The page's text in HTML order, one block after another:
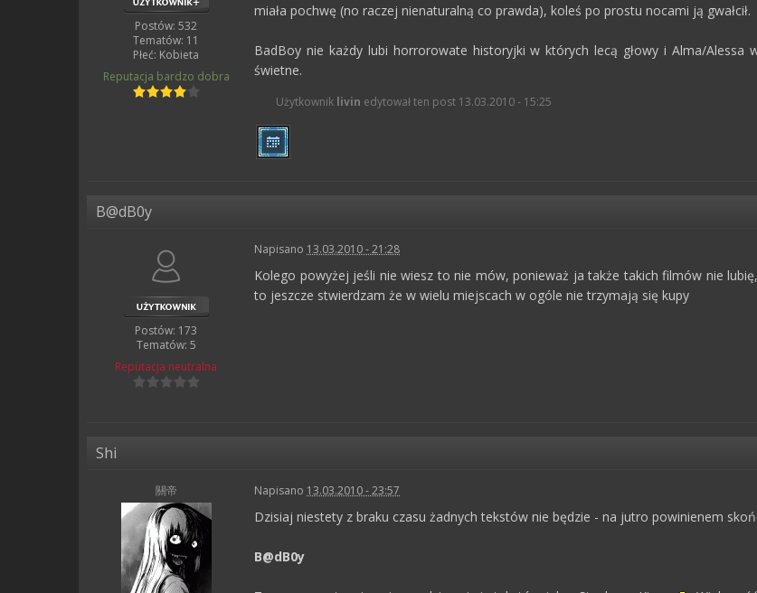
Postów: 532
Tematów: 11
Płeć: Kobieta
Reputacja bardzo dobra
miała pochwę (no raczej nienaturalną co prawda), koleś po prostu nocami ją gwałcił.
BadBoy nie każdy lubi horrorowate historyjki w których lecą głowy i Alma/
świetne.
Użytkownik livin edytował ten post 13.03.2010 - 15:25
B@dB0y
Postów: 173
Tematów: 5
Reputacja neutralna
Napisano 13.03.2010 - 21:28
Kolego powyżej jeśli nie wiesz to nie mów, ponieważ ja także takich filmów nie
to jeszcze stwierdzam że w wielu miejscach w ogóle nie trzymają się kupy
Shi
關帝 Napisano 13.03.2010 - 23:57
Dzisiaj niestety z braku czasu żadnych tekstów nie będzie - na jutro powinienem
B@dB0y